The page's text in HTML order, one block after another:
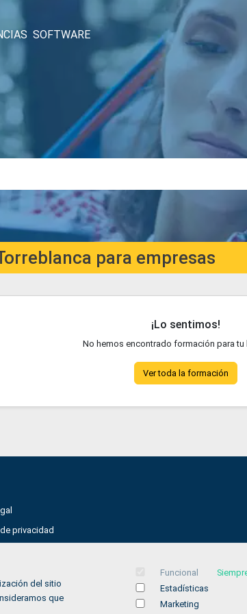
SOFTWARE
para empresas
¡Lo sentimos!
No hemos encontrado formación para tu
Ver toda la formación
privacidad
del sitio
que
Funcional
Estadísticas
Marketing